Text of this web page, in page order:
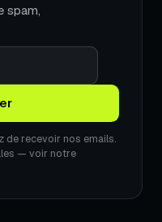
spam,
de recevoir nos emails.
— voir notre